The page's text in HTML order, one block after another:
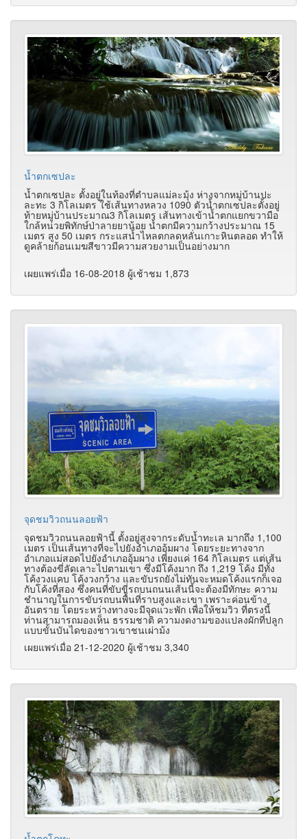
น้ำตกเซปละ
น้ำตกเซปละ ตั้งอยู่ในท้องที่ตำบลแม่ละมุ้ง ห่างจากหมู่บ้านปะ
ละทะ 3 กิโลเมตร ใช้เส้นทางหลวง 1090 ตัวน้ำตกเซปละตั้งอยู่
ท้ายหมู่บ้านประมาณ3 กิโลเมตร เส้นทางเข้าน้ำตกแยกขวามือ
ใกล้หน่วยพิทักษ์ป่าลายยาน้อย น้ำตกมีความกว้างประมาณ 15
เมตร สูง 50 เมตร กระแสน้ำไหลตกลดหลั่นเกาะหินตลอด ทำให้
ดูคล้ายก้อนเมฆสีขาวมีความสวยงามเป็นอย่างมาก
เผยแพร่เมื่อ 16-08-2018 ผู้เช้าชม 1,873
จุดชมวิวถนนลอยฟ้า
จุดชมวิวถนนลอยฟ้านี้ ตั้งอยู่สูงจากระดับน้ำทะเล มากถึง 1,100
เมตร เป็นเส้นทางที่จะไปยังอำเภออุ้มผาง โดยระยะทางจาก
อำเภอแม่สอดไปยังอำเภออุ้มผาง เพียงแค่ 164 กิโลเมตร แต่เส้น
ทางต้องขี่ลัดเลาะไปตามเขา ซึ่งมีโค้งมาก ถึง 1,219 โค้ง มีทั้ง
โค้งวงแคบ โค้งวงกว้าง และขับรถยังไม่ทันจะหมดโค้งแรกก็เจอ
กับโค้งที่สอง ซึ่งคนที่ขับขี่รถบนถนนเส้นนี้จะต้องมีทักษะ ความ
ชำนาญในการขับรถบนพื้นที่ราบสูงและเขา เพราะค่อนข้าง
อันตราย โดยระหว่างทางจะมีจุดแวะพัก เพื่อให้ชมวิว ที่ตรงนี้
ท่านสามารถมองเห็น ธรรมชาติ ความงดงามของแปลงผักที่ปลูก
แบบขั้นบันไดของชาวเขาชนเผ่าม้ง
เผยแพร่เมื่อ 21-12-2020 ผู้เช้าชม 3,340